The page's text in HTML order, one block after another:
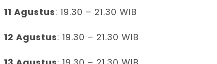
11 Agustus: 19.30 – 21.30 WIB
12 Agustus: 19.30 – 21.30 WIB